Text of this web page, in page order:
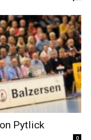
Pytlick
0